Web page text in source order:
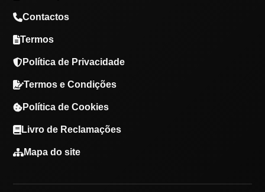
Contactos
Termos
Política de Privacidade
Termos e Condições
Política de Cookies
Livro de Reclamações
Mapa do site